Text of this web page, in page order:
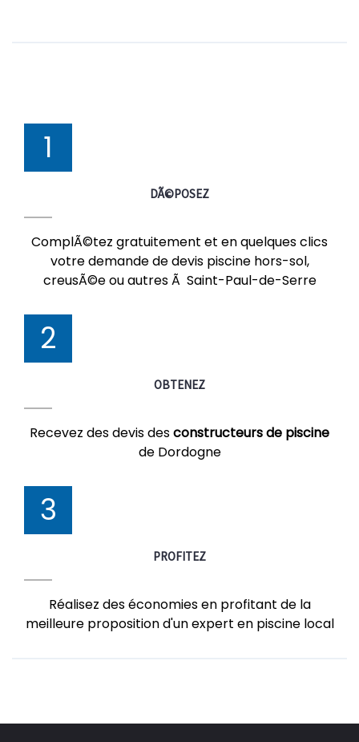
1
DÃ©POSEZ
ComplÃ©tez gratuitement et en quelques clics
votre demande de devis piscine hors-sol,
creusÃ©e ou autres Ã Saint-Paul-de-Serre
2
OBTENEZ
Recevez des devis desconstructeurs de piscine
de Dordogne
3
PROFITEZ
Réalisez des économies en profitant de la
meilleure proposition d'un expert en piscine local